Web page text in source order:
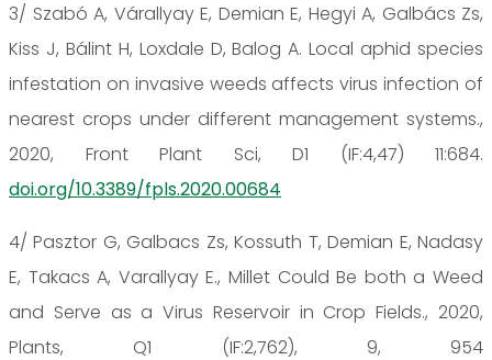
3/ Szabó A, Várallyay E, Demian E, Hegyi A, Galbács Zs,
Kiss J, Bálint H, Loxdale D, Balog A. Local aphid species
infestation on invasive weeds affects virus infection of
nearest crops under different management systems.,
2020, Front Plant Sci, D1 (IF:4,47) 11:684.
doi.org/10.3389/fpls.2020.00684
4/ Pasztor G, Galbacs Zs, Kossuth T, Demian E, Nadasy
E, Takacs A, Varallyay E., Millet Could Be both a Weed
and Serve as a Virus Reservoir in Crop Fields., 2020,
Plants, Q1 (IF:2,762), 9, 954